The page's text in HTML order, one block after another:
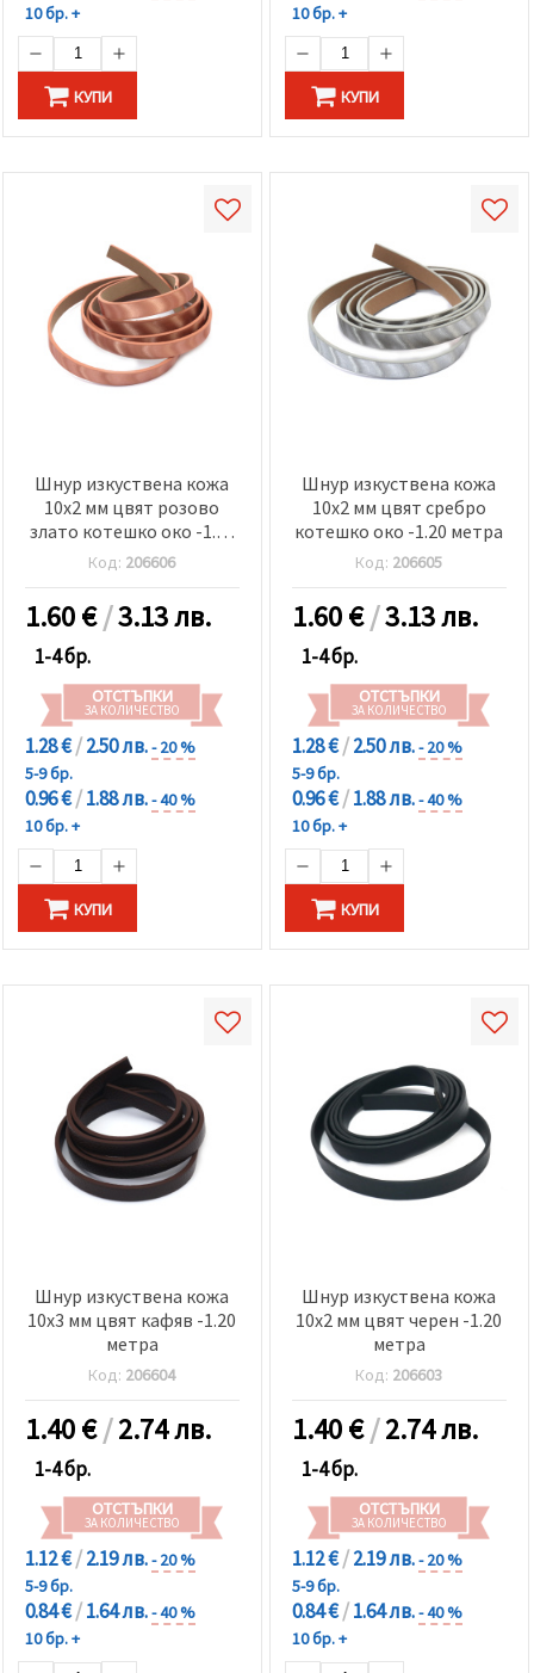
10 бр. +
КУПИ
10 бр. +
КУПИ
Шнур изкуствена кожа
10x2 мм цвят розово
злато котешко око -1.20
метра
Код: 206606
1.60€/3.13 лв.
1-4 бр.
ОТСТЪПКИ
ЗА КОЛИЧЕСТВО
1.28 €/2.50 лв.- 20 %
5-9 бр.
0.96 €/1.88 лв.- 40 %
10 бр. +
КУПИ
Шнур изкуствена кожа
10x2 мм цвят сребро
котешко око -1.20 метра
Код: 206605
1.60€/3.13 лв.
1-4 бр.
ОТСТЪПКИ
ЗА КОЛИЧЕСТВО
1.28 €/2.50 лв.- 20 %
5-9 бр.
0.96 €/1.88 лв.- 40 %
10 бр. +
КУПИ
Шнур изкуствена кожа
10x3 мм цвят кафяв -1.20
метра
Код: 206604
1.40€/2.74 лв.
1-4 бр.
ОТСТЪПКИ
ЗА КОЛИЧЕСТВО
1.12 €/2.19 лв.- 20 %
5-9 бр.
0.84 €/1.64 лв.- 40 %
10 бр. +
Шнур изкуствена кожа
10x2 мм цвят черен -1.20
метра
Код: 206603
1.40€/2.74 лв.
1-4 бр.
ОТСТЪПКИ
ЗА КОЛИЧЕСТВО
1.12 €/2.19 лв.- 20 %
5-9 бр.
0.84 €/1.64 лв.- 40 %
10 бр. +